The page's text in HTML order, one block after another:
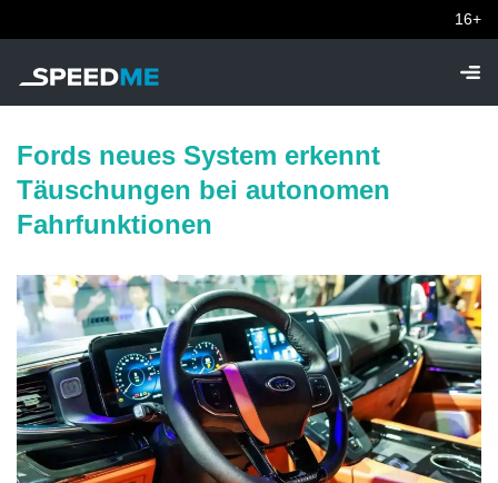
16+
Fords neues System erkennt
Täuschungen bei autonomen
Fahrfunktionen